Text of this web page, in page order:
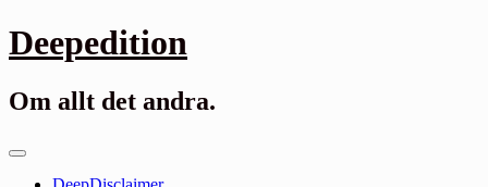
Gå
till
Deepedition
Om allt det andra.
Primär